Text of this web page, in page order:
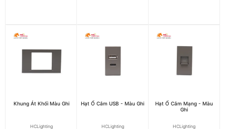
Khung Át Khối Màu Ghi
HCLighting
Hạt Ổ Cắm USB - Màu Ghi
HCLighting
Hạt Ổ Cắm Mạng - Màu
Ghi
HCLighting